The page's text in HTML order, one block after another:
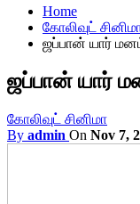
Home
கோலிவுட்
ஜப்பான் யார்
ஜப்பான் யார்
கோலிவுட் சினிமா
By admin On Nov 7,